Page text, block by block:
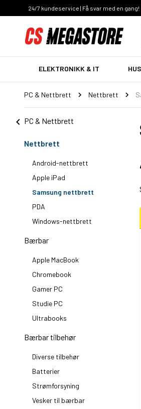
24/7 kundeservice | Få svar med en gang!
ELEKTRONIKK & IT
PC & Nettbrett Nettbrett
PC & Nettbrett
Nettbrett
Android-nettbrett
Apple iPad
Samsung nettbrett
PDA
Windows-nettbrett
Bærbar
Apple MacBook
Chromebook
Gamer PC
Studie PC
Ultrabooks
Bærbar tilbehør
Diverse tilbehør
Batterier
Strømforsyning
Vesker til bærbar